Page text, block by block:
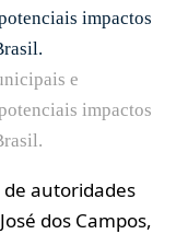
e
impactos
autoridades
dos Campos,